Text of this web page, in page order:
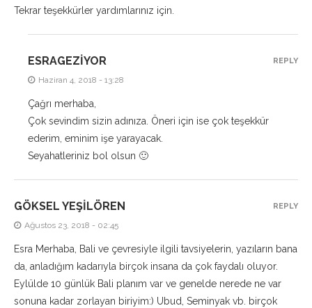
Tekrar teşekkürler yardımlarınız için.
ESRAGEZIYOR
Haziran 4, 2018 - 13:28
Çağrı merhaba,
Çok sevindim sizin adınıza. Öneri için ise çok teşekkür
ederim, eminim işe yarayacak.
Seyahatleriniz bol olsun 🙂
REPLY
GÖKSEL YEŞILÖREN
Ağustos 23, 2018 - 02:45
Esra Merhaba, Bali ve çevresiyle ilgili tavsiyelerin, yazıların bana
da, anladığım kadarıyla birçok insana da çok faydalı oluyor.
Eylülde 10 günlük Bali planım var ve genelde nerede ne var
sonuna kadar zorlayan biriyim:) Ubud, Seminyak vb. birçok
REPLY